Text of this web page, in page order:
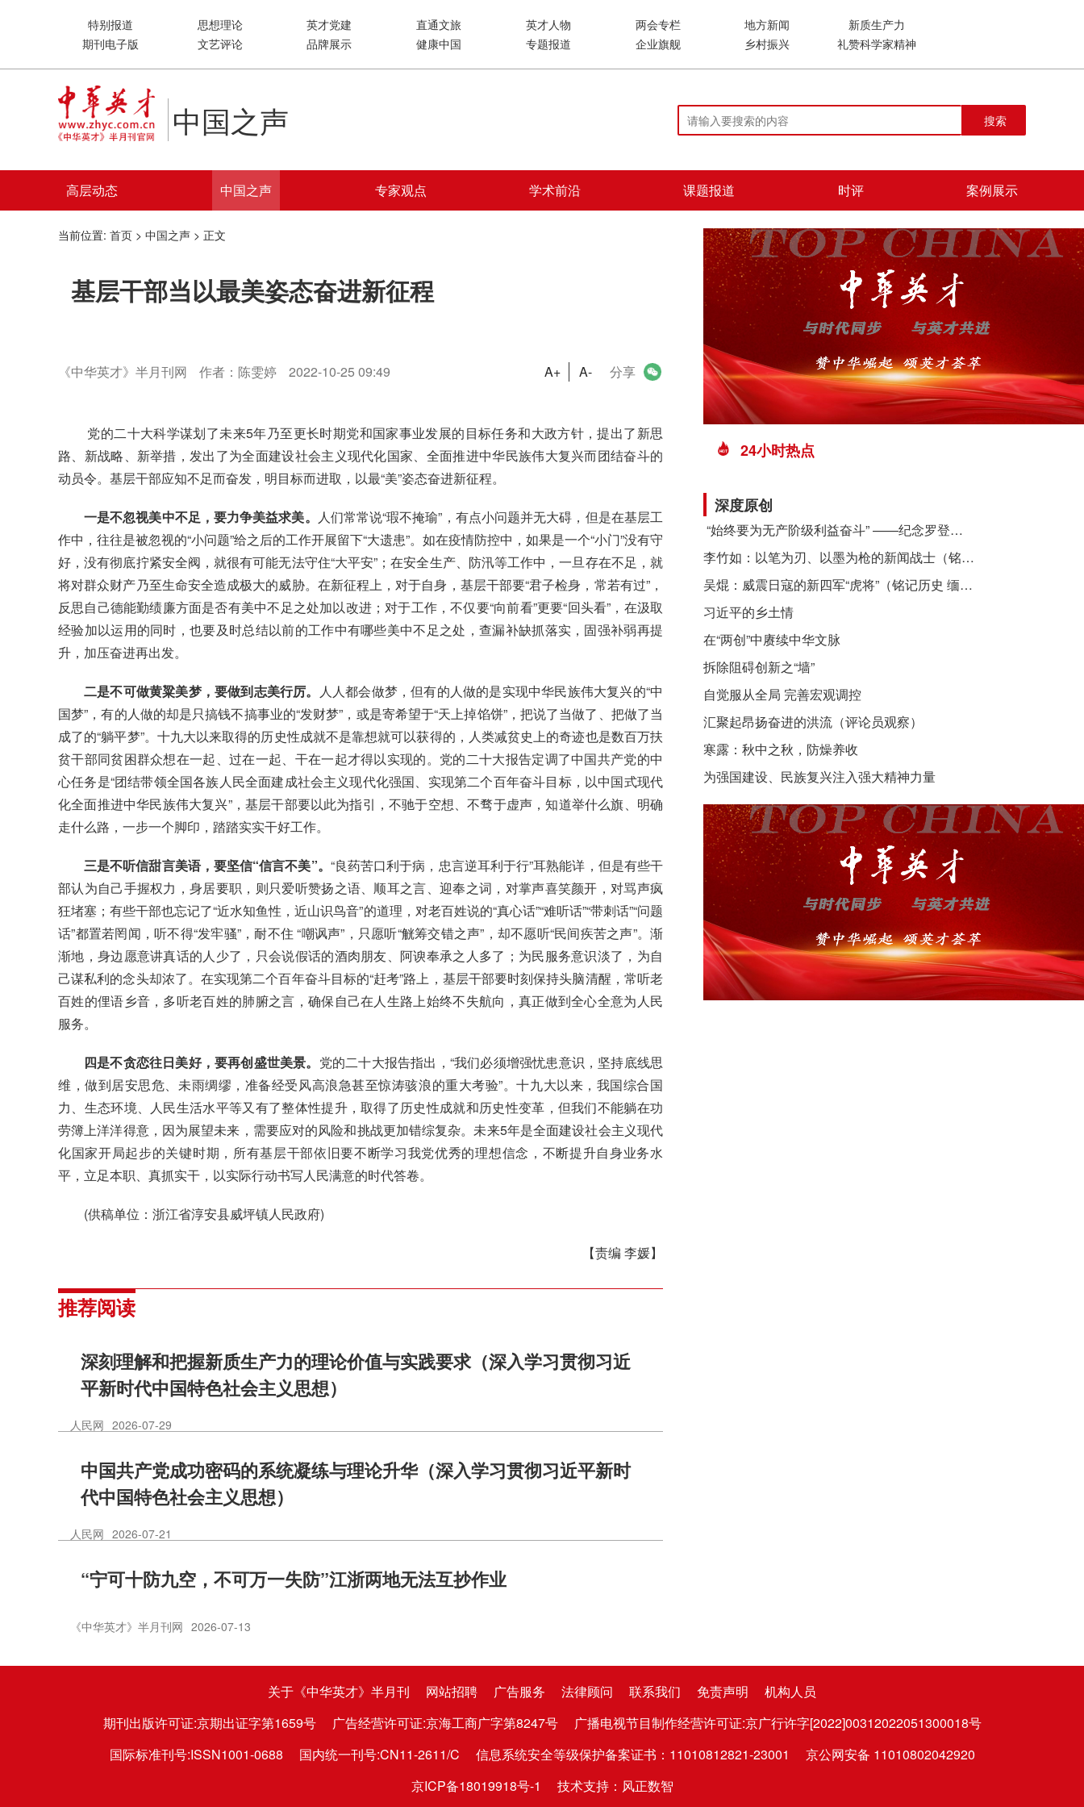
特别报道 思想理论 英才党建 直通文旅 英才人物 两会专栏 地方新闻
新质生产力
期刊电子版
文艺评论 品牌展示 健康中国 专题报道 企业旗舰 乡村振兴 礼赞科学家精神
中国之声 搜索
高层动态 中国之声 专家观点 学术前沿 课题报道 时评 案例展示
当前位置: 首页 > 中国之声 > 正文
基层干部当以最美姿态奋进新征程
《中华英才》半月刊网 作者：陈雯婷 2022-10-25 09:49 A+ A- 分享
党的二十大科学谋划了未来5年乃至更长时期党和国家事业发展的目标任务和大政方针，提出了新思
路、新战略、新举措，发出了为全面建设社会主义现代化国家、全面推进中华民族伟大复兴而团结奋斗的
动员令。基层干部应知不足而奋发，明目标而进取，以最“美”姿态奋进新征程。
一是不忽视美中不足，要力争美益求美。 人们常常说“瑕不掩瑜”，有点小问题并无大碍，但是在基层工
作中，往往是被忽视的“小问题”给之后的工作开展留下“大遗患”。如在疫情防控中，如果是一个“小门”没有守
好，没有彻底拧紧安全阀，就很有可能无法守住“大平安”；在安全生产、防汛等工作中，一旦存在不足，就
将对群众财产乃至生命安全造成极大的威胁。在新征程上，对于自身，基层干部要“君子检身，常若有过”，
反思自己德能勤绩廉方面是否有美中不足之处加以改进；对于工作，不仅要“向前看”更要“回头看”，在汲取
经验加以运用的同时，也要及时总结以前的工作中有哪些美中不足之处，查漏补缺抓落实，固强补弱再提
升，加压奋进再出发。
二是不可做黄粱美梦，要做到志美行厉。 人人都会做梦，但有的人做的是实现中华民族伟大复兴的“中
国梦”，有的人做的却是只搞钱不搞事业的“发财梦”，或是寄希望于“天上掉馅饼”，把说了当做了、把做了当
成了的“躺平梦”。十九大以来取得的历史性成就不是靠想就可以获得的，人类减贫史上的奇迹也是数百万扶
贫干部同贫困群众想在一起、过在一起、干在一起才得以实现的。党的二十大报告定调了中国共产党的中
心任务是“团结带领全国各族人民全面建成社会主义现代化强国、实现第二个百年奋斗目标，以中国式现代
化全面推进中华民族伟大复兴”，基层干部要以此为指引，不驰于空想、不骛于虚声，知道举什么旗、明确
走什么路，一步一个脚印，踏踏实实干好工作。
三是不听信甜言美语，要坚信“信言不美”。 “良药苦口利于病，忠言逆耳利于行”耳熟能详，但是有些干
部认为自己手握权力，身居要职，则只爱听赞扬之语、顺耳之言、迎奉之词，对掌声喜笑颜开，对骂声疯
狂堵塞；有些干部也忘记了“近水知鱼性，近山识鸟音”的道理，对老百姓说的“真心话”“难听话”“带刺话”“问题
话”都置若罔闻，听不得“发牢骚”，耐不住 “嘲讽声”，只愿听“觥筹交错之声”，却不愿听“民间疾苦之声”。渐
渐地，身边愿意讲真话的人少了，只会说假话的酒肉朋友、阿谀奉承之人多了；为民服务意识淡了，为自
己谋私利的念头却浓了。在实现第二个百年奋斗目标的“赶考”路上，基层干部要时刻保持头脑清醒，常听老
百姓的俚语乡音，多听老百姓的肺腑之言，确保自己在人生路上始终不失航向，真正做到全心全意为人民
服务。
四是不贪恋往日美好，要再创盛世美景。 党的二十大报告指出，“我们必须增强忧患意识，坚持底线思
维，做到居安思危、未雨绸缪，准备经受风高浪急甚至惊涛骇浪的重大考验”。十九大以来，我国综合国
力、生态环境、人民生活水平等又有了整体性提升，取得了历史性成就和历史性变革，但我们不能躺在功
劳簿上洋洋得意，因为展望未来，需要应对的风险和挑战更加错综复杂。未来5年是全面建设社会主义现代
化国家开局起步的关键时期，所有基层干部依旧要不断学习我党优秀的理想信念，不断提升自身业务水
平，立足本职、真抓实干，以实际行动书写人民满意的时代答卷。
(供稿单位：浙江省淳安县威坪镇人民政府)
【责编 李媛】
推荐阅读
深刻理解和把握新质生产力的理论价值与实践要求（深入学习贯彻习近
平新时代中国特色社会主义思想）
人民网 2026-07-29
中国共产党成功密码的系统凝练与理论升华（深入学习贯彻习近平新时
代中国特色社会主义思想）
人民网 2026-07-21
“宁可十防九空，不可万一失防”江浙两地无法互抄作业
《中华英才》半月刊网 2026-07-13
24小时热点
深度原创
​ “始终要为无产阶级利益奋斗” ——纪念罗登贤同志诞辰120周年
李竹如：以笔为刃、以墨为枪的新闻战士（铭记历史 缅怀先烈·抗日英雄）
吴焜：威震日寇的新四军“虎将”（铭记历史 缅怀先烈·抗日英雄）
习近平的乡土情
在“两创”中赓续中华文脉
拆除阻碍创新之“墙”
自觉服从全局 完善宏观调控
汇聚起昂扬奋进的洪流（评论员观察）
寒露：秋中之秋，防燥养收
为强国建设、民族复兴注入强大精神力量
关于《中华英才》半月刊 网站招聘 广告服务 法律顾问 联系我们 免责声明
机构人员
期刊出版许可证:京期出证字第1659号
广告经营许可证:京海工商广字第8247号
广播电视节目制作经营许可证:京广行许字[2022]00312022051300018号
国际标准刊号:ISSN1001-0688
国内统一刊号:CN11-2611/C 信息系统安全等级保护备案证书：11010812821-23001
京公网安备 11010802042920
京ICP备18019918号-1
技术支持：风正数智